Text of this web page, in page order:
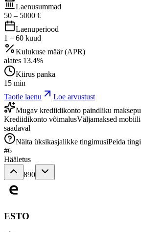
Laenusummad
50 – 5000 €
Laenuperiood
1 – 60 kuud
Kulukuse määr (APR)
alates 13.4%
Kiirus panka
15 min
Taotle laenu
Loe arvustust
Mugav krediidikonto paindliku
Krediidikonto võimalusVäljamaksed
saadaval
Näita üksikasjalikke tingimusiPeida
#6
Hääletus
890
ESTO